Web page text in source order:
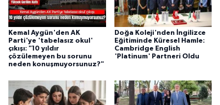
Kemal Aygün'den AK
Parti'ye 'tabelasız okul'
çıkışı: "10 yıldır
çözülemeyen bu sorunu
neden konuşmuyorsunuz?"
Doğa Koleji'nden İngilizce
Eğitiminde Küresel Hamle:
Cambridge English
'Platinum' Partneri Oldu